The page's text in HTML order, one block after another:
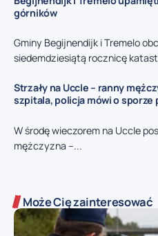
górników
Gminy Begijnendijk i Tremelo
siedemdziesiątą rocznicę
Strzały na Uccle – ranny
szpitala, policja mówi o sporze
W środę wieczorem na Uccle
mężczyzna –...
Może Cię zainteresować